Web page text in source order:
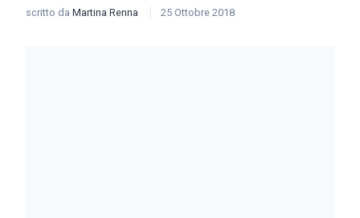
scritto da Martina Renna 25 Ottobre 2018